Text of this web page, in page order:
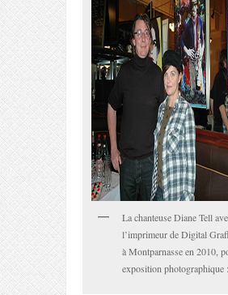
La chanteuse Diane Tell
l’imprimeur de Digital
à Montparnasse en 2010,
exposition photographique :